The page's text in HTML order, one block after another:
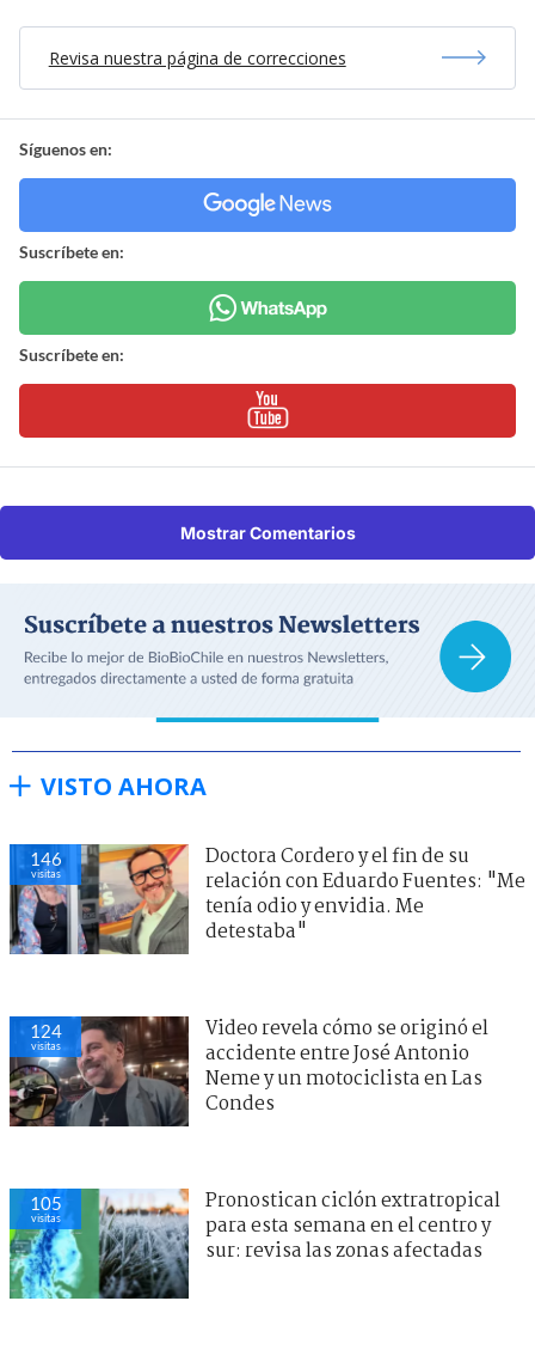
Revisa nuestra página de correcciones
Síguenos en:
Suscríbete en:
Suscríbete en:
Mostrar Comentarios
VISTO AHORA
146
visitas
Doctora Cordero y el fin de su
relación con Eduardo Fuentes: "Me
tenía odio y envidia. Me
detestaba"
124
visitas
Video revela cómo se originó el
accidente entre José Antonio
Neme y un motociclista en Las
Condes
105
visitas
Pronostican ciclón extratropical
para esta semana en el centro y
sur: revisa las zonas afectadas